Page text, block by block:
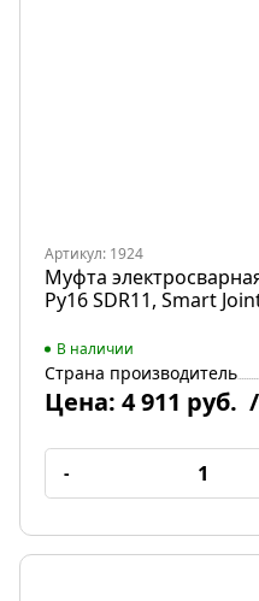
Артикул: 1924
Муфта
Ру16 SDR11, Smart
В наличии
Страна производитель
Цена: 4 911 руб.
-